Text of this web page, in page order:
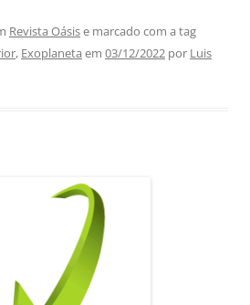
e
gr
ai
l
ar
e
Revista Oásise marcado com a tag
, Exoplaneta em 03/12/2022 por Luis